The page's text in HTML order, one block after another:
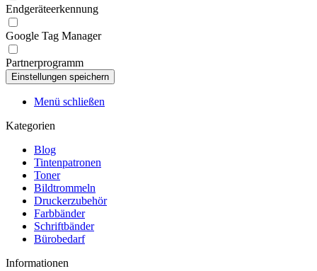
Endgeräteerkennung
Google Tag Manager
Partnerprogramm
Menü schließen
Kategorien
Blog
Tintenpatronen
Toner
Bildtrommeln
Druckerzubehör
Farbbänder
Schriftbänder
Bürobedarf
Informationen